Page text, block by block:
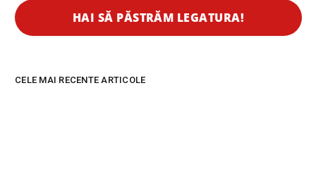
CELE MAI RECENTE ARTICOLE